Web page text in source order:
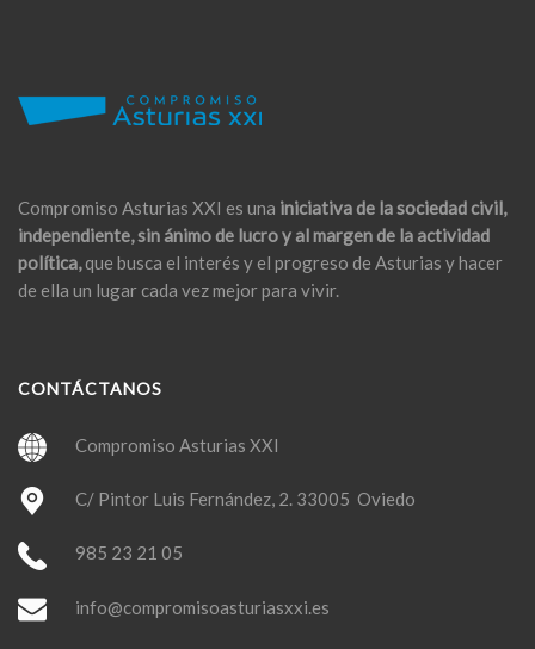
Compromiso Asturias XXI es una iniciativa de la sociedad civil,
independiente, sin ánimo de lucro y al margen de la actividad
política,que busca el interés y el progreso de Asturias y hacer
de ella un lugar cada vez mejor para vivir.
CONTÁCTANOS
Compromiso Asturias XXI
C/ Pintor Luis Fernández, 2. 33005 Oviedo
985 23 21 05
info@compromisoasturiasxxi.es